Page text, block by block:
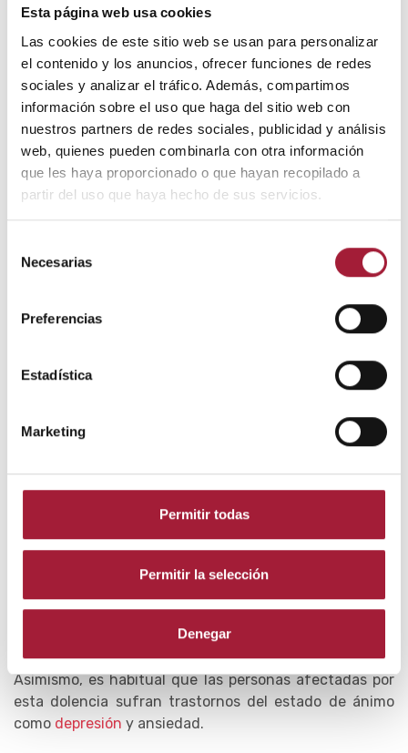
Esta página web usa cookies
Las cookies de este sitio web se usan para personalizar
el contenido y los anuncios, ofrecer funciones de redes
sociales y analizar el tráfico. Además, compartimos
información sobre el uso que haga del sitio web con
nuestros partners de redes sociales, publicidad y análisis
web, quienes pueden combinarla con otra información
que les haya proporcionado o que hayan recopilado a
partir del uso que haya hecho de sus servicios.
Necesarias
Preferencias
Estadística
Marketing
Permitir todas
Permitir la selección
Denegar
neuropatía diabética son la toxina botulínica y los
restringido.
Paralelamente, es conveniente mantener medidas
farmacológicas para prevenir y aliviar el dolor (por
ejemplo, fisioterapia y ejercicio moderado) y soporte
psicológico.
4) Tener en cuenta las patologías asociadas
tener siempre en cuenta las posibles comorbilidades
asociadas, como pueden ser la obesidad, la
trastornos del
sueño, entre otras.
También, posibles complicaciones tardías como la
pérdida de visión (retinopatía diabética), alteraciones
Paralelamente, cabe recordar que quienes más sufren
Esto implica que además pueden padecer otras
consecuencia, consumir un elevado número de
fármacos (por lo que algunos medicamentos para el
tratamiento de la neuropatía diabética pueden estar
tenerse en consideración.
Asimismo, es habitual que las personas afectadas por
esta dolencia sufran trastornos del estado de ánimo
como depresión y ansiedad.